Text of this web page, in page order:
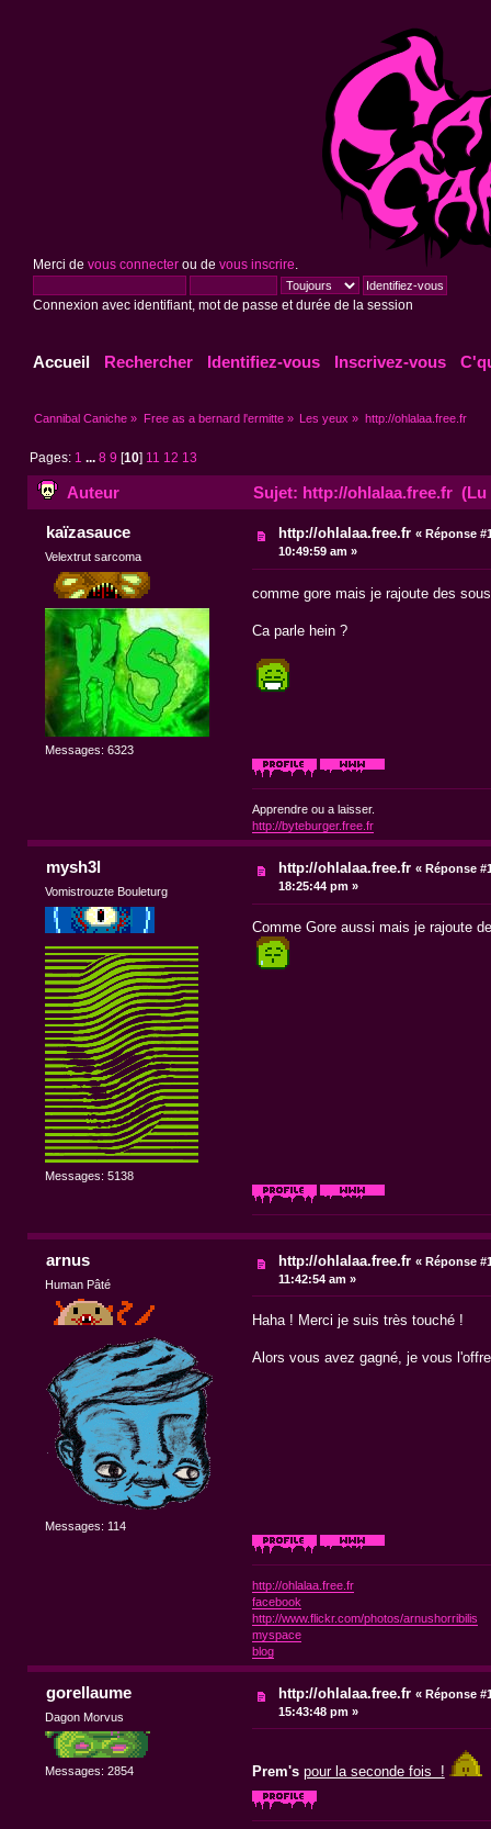
Merci de vous connecterou de vous inscrire
Connexion avec identifiant, mot de passe et durée de la session
Accueil Rechercher Identifiez-vous Inscrivez-vous
Cannibal Caniche » Free as a bernard l'ermitte» Les yeux » http://ohlalaa.free.fr
Pages: 1 ...8 9 [10] 11 12 13
Auteur Sujet: http://ohlalaa.free.fr (Lu
kaïzasauce
Velextrut sarcoma
Messages: 6323
http://ohlalaa.free.fr «Réponse
10:49:59 am »
comme gore mais je rajoute des sous
Ca parle hein ?
Apprendre ou a laisser.
http://byteburger.free.fr
mysh3l
Vomistrouzte Bouleturg
Messages: 5138
http://ohlalaa.free.fr «Réponse
18:25:44 pm »
Comme Gore aussi mais je rajoute
arnus
Human Pâté
Messages: 114
http://ohlalaa.free.fr «Réponse
11:42:54 am »
Haha ! Merci je suis très touché !
Alors vous avez gagné, je vous
http://ohlalaa.free.fr
facebook
http://www.flickr.com/photos/arnushorribilis
myspace
blog
gorellaume
Dagon Morvus
Messages: 2854
http://ohlalaa.free.fr «Réponse
15:43:48 pm »
Prem's pour la seconde fois !